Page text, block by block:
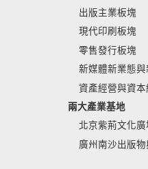
出版主業板塊
現代印刷板塊
零售發行板塊
新媒體新業態
資產經營與資本
兩大產業基地
北京紫荊文化廣
廣州南沙出版